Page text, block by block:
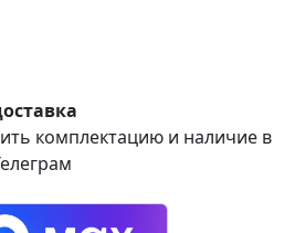
[249]
[64]
[2]
[1]
комплектацию и наличие в